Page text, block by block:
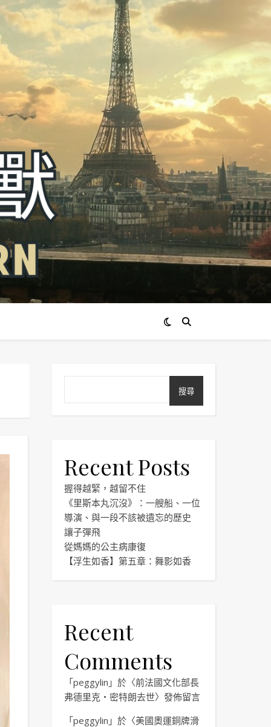
搜尋
Recent Posts
握得越緊，越留不住
《里斯本丸沉沒》：一艘船、一位
導演、與一段不該被遺忘的歷史
讓子彈飛
從媽媽的公主病康復
【浮生如香】第五章：舞影如香
Recent
Comments
「peggylin 」於〈前法國文化部長
弗德里克・密特朗去世〉發佈留言
「peggylin 」於〈美國奧運銅牌滑